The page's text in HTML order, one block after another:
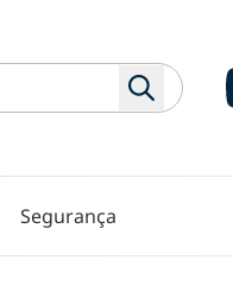
Segurança